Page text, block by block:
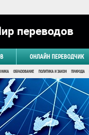
переводов
ОНЛАЙН ПЕРЕВОДЧИК
ОБРАЗОВАНИЕ ПОЛИТИКА И ЗАКОН ПРИРОДА